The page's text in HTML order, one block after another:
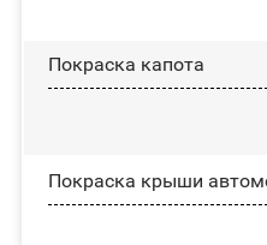
Покраска капота
Покраска крыши